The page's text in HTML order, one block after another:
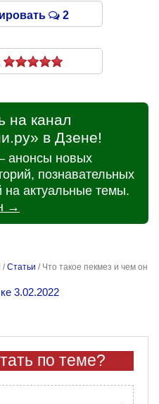
2
на канал
в Дзене!
анонсы новых
познавательных
на актуальные темы.
→
/Статьи / Что такое пекмез и чем он
3.02.2022
по теме?